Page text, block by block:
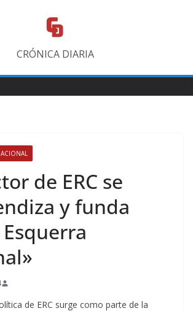
CRÓNICA DIARIA
de ERC se
y funda
de ERC surge como parte de la